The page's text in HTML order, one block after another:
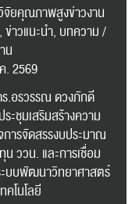
จัยคุณภาพสูงข่าวงาน
ข่าวแนะนำ, บทความ /
น
. 2569
.อรวรรณ ดวงภักดี
ะชุมเสริมสร้างความ
จการจัดสรรงบประมาณ
น ววน. และการเชื่อม
ะบบพัฒนาวิทยาศาสตร์
คโนโลยี